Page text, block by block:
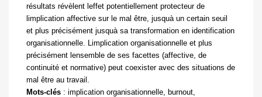
résultats révèlent leffet potentiellement protecteur de
limplication affective sur le mal être, jusquà un certain seuil
et plus précisément jusquà sa transformation en identification
organisationnelle. Limplication organisationnelle et plus
précisément lensemble de ses facettes (affective, de
continuité et normative) peut coexister avec des situations de
mal être au travail.
Mots-clés : implication organisationnelle, burnout,